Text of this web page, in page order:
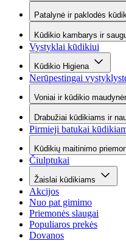
Patalynė ir paklodės
Kūdikio kambarys ir
Vystyklai kūdikiui
Kūdikio Higiena
Nerūpestingai
Voniai ir kūdikio
Drabužiai kūdikiams ir
Pirmieji batukai
Kūdikių maitinimo
Čiulptukai
Žaislai kūdikiams
Akcijos
Nuo pat gimimo
Priemonės slaugai
Populiaros prekės
Dovanos